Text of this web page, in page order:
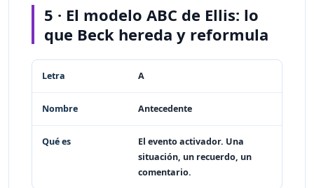
5 · El modelo ABC de Ellis: lo
que Beck hereda y reformula
Letra Qué es
A
Antecedente
El evento activador. Una
situación, un recuerdo, un
comentario.